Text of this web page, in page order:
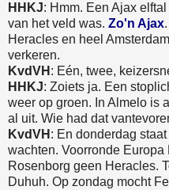
HHKJ: Hmm. Een Ajax
van het veld was. Zo'n Ajax
Heracles en heel
verkeren.
KvdVH : Eén, twee,
HHKJ: Zoiets ja. Een
weer op groen. In Almelo is
al uit. Wie had dat
KvdVH : En donderdag
wachten. Voorronde
Rosenborg geen Heracles.
Duhuh. Op zondag mocht